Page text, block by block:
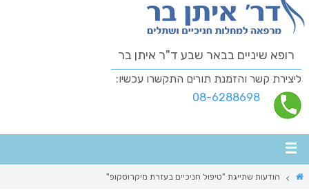
רופא שיניים בבאר שבע ד"ר איתן בר
ליצירת קשר והזמנת תורים התקשרו עכשיו:
08-6288698
הודעות שתייגת "טיפול חניכיים בעזרת מיקרוסקופ"